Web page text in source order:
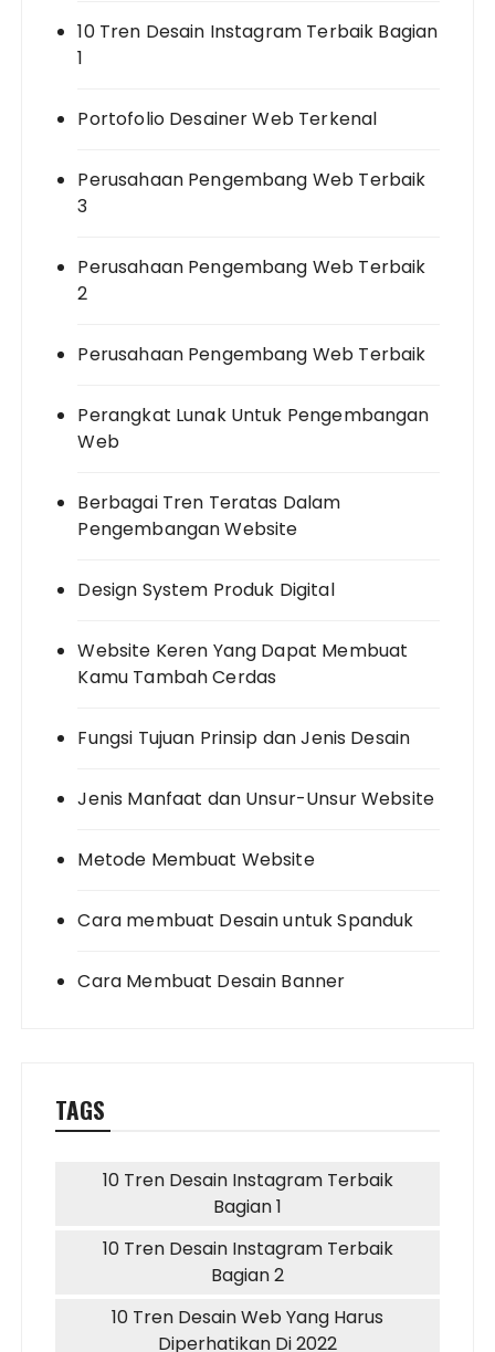
10 Tren Desain Instagram Terbaik Bagian
1
Portofolio Desainer Web Terkenal
Perusahaan Pengembang Web Terbaik
3
Perusahaan Pengembang Web Terbaik
2
Perusahaan Pengembang Web Terbaik
Perangkat Lunak Untuk Pengembangan
Web
Berbagai Tren Teratas Dalam
Pengembangan Website
Design System Produk Digital
Website Keren Yang Dapat Membuat
Kamu Tambah Cerdas
Fungsi Tujuan Prinsip dan Jenis Desain
Jenis Manfaat dan Unsur-Unsur Website
Metode Membuat Website
Cara membuat Desain untuk Spanduk
Cara Membuat Desain Banner
TAGS
10 Tren Desain Instagram Terbaik
Bagian 1
10 Tren Desain Instagram Terbaik
Bagian 2
10 Tren Desain Web Yang Harus
Diperhatikan Di 2022